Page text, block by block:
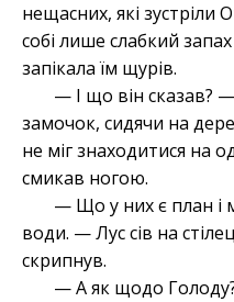
нещасних, які
собі лише слабкий
запікала їм щурів.
— І що він сказав?
замочок, сидячи на
не міг знаходитися на
смикав ногою.
— Що у них є план і
води. — Лус сів на
скрипнув.
— А як щодо Голоду?